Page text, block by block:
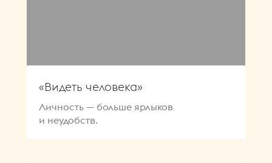
«Видеть человека»
Личность — больше ярлыков
и неудобств.